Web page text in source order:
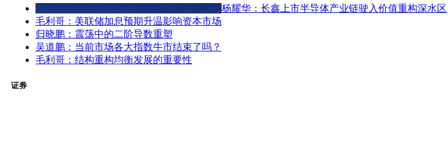
杨耀华：长鑫上市半导体产业链驶入价值重构深水区
毛利哥：美联储加息预期升温影响资本市场
归晓鹏：震荡中的二阶导数重塑
吴道鹏：当前市场各大指数牛市结束了吗？
毛利哥：结构重构均衡发展的重要性
证券